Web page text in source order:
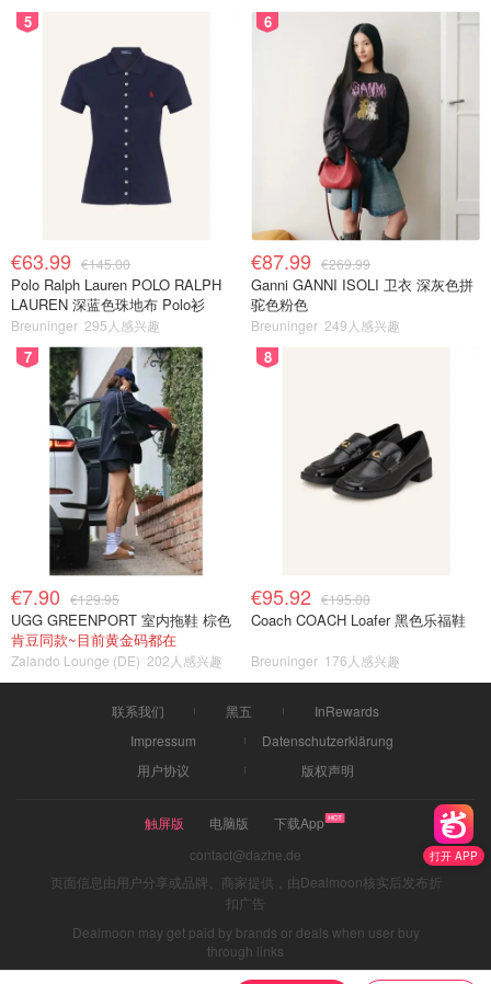
打开 APP
5
€63.99 €145.00
Polo Ralph Lauren POLO RALPH
LAUREN 深蓝色珠地布 Polo衫
Breuninger 295人感兴趣
6
€87.99 €269.99
Ganni GANNI ISOLI 卫衣 深灰色拼
驼色粉色
Breuninger 249人感兴趣
7
€7.90 €129.95
UGG GREENPORT 室内拖鞋 棕色
肯豆同款~目前黄金码都在
Zalando Lounge (DE) 202人感兴趣
8
€95.92 €195.00
Coach COACH Loafer 黑色乐福鞋
Breuninger 176人感兴趣
联系我们 黑五
InRewards
Impressum
Datenschutzerklärung
用户协议
版权声明
触屏版 电脑版
下载App
contact@dazhe.de
页面信息由用户分享或品牌、商家提供，由Dealmoon核实后发布折
扣广告
Dealmoon may get paid by brands or deals when user buy
through links